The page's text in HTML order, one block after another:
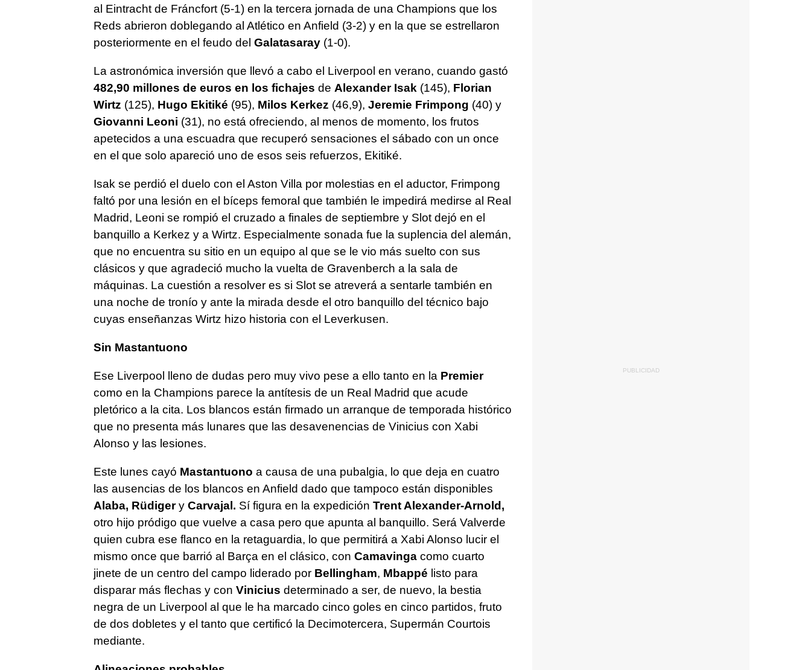
al Eintracht de Fráncfort (5-1) en la tercera jornada de una Champions que los
Reds abrieron doblegando al Atlético en Anfield (3-2) y en la que se estrellaron
posteriormente en el feudo del Galatasaray(1-0).
La astronómica inversión que llevó a cabo el Liverpool en verano, cuando gastó
482,90 millones de euros en los fichajes de Alexander Isak (145), Florian
Wirtz (125), Hugo Ekitiké (95), Milos Kerkez (46,9), Jeremie Frimpong (40) y
Giovanni Leoni (31), no está ofreciendo, al menos de momento, los frutos
apetecidos a una escuadra que recuperó sensaciones el sábado con un once
en el que solo apareció uno de esos seis refuerzos, Ekitiké.
Isak se perdió el duelo con el Aston Villa por molestias en el aductor, Frimpong
faltó por una lesión en el bíceps femoral que también le impedirá medirse al Real
Madrid, Leoni se rompió el cruzado a finales de septiembre y Slot dejó en el
banquillo a Kerkez y a Wirtz. Especialmente sonada fue la suplencia del alemán,
que no encuentra su sitio en un equipo al que se le vio más suelto con sus
clásicos y que agradeció mucho la vuelta de Gravenberch a la sala de
máquinas. La cuestión a resolver es si Slot se atreverá a sentarle también en
una noche de tronío y ante la mirada desde el otro banquillo del técnico bajo
cuyas enseñanzas Wirtz hizo historia con el Leverkusen.
Sin Mastantuono
Ese Liverpool lleno de dudas pero muy vivo pese a ello tanto en la Premier
como en la Champions parece la antítesis de un Real Madrid que acude
pletórico a la cita. Los blancos están firmado un arranque de temporada histórico
que no presenta más lunares que las desavenencias de Vinicius con Xabi
Alonso y las lesiones.
Este lunes cayó Mastantuono a causa de una pubalgia, lo que deja en cuatro
las ausencias de los blancos en Anfield dado que tampoco están disponibles
Alaba, Rüdigery Carvajal. Sí figura en la expedición Trent Alexander-Arnold,
otro hijo pródigo que vuelve a casa pero que apunta al banquillo. Será Valverde
quien cubra ese flanco en la retaguardia, lo que permitirá a Xabi Alonso lucir el
mismo once que barrió al Barça en el clásico, con Camavingacomo cuarto
jinete de un centro del campo liderado por Bellingham, Mbappé listo para
disparar más flechas y con Vinicius determinado a ser, de nuevo, la bestia
negra de un Liverpool al que le ha marcado cinco goles en cinco partidos, fruto
de dos dobletes y el tanto que certificó la Decimotercera, Supermán Courtois
mediante.